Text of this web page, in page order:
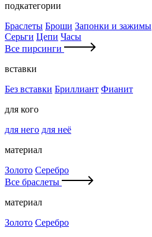
подкатегории
Браслеты Броши Запонки и зажимы
Серьги Цепи Часы
Все пирсинги
вставки
Без вставки Бриллиант Фианит
для кого
для него для неё
материал
Золото Серебро
Все браслеты
материал
Золото Серебро